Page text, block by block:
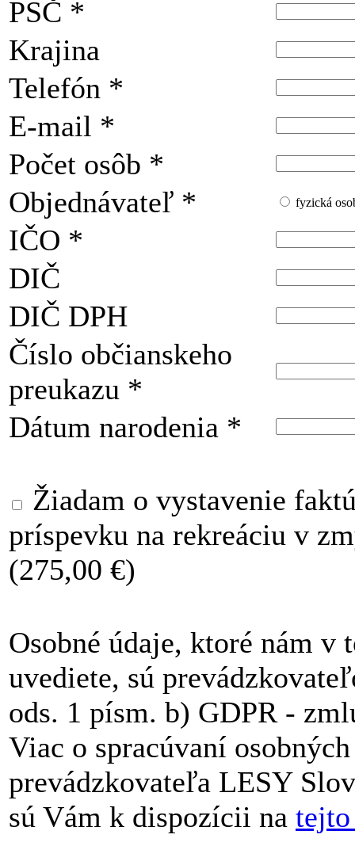
PSČ *
Krajina
Telefón *
E-mail *
Počet osôb *
Objednávateľ * fyzická
IČO *
DIČ
DIČ DPH
Číslo občianskeho
preukazu *
Dátum narodenia *
Žiadam o vystavenie
príspevku na rekreáciu v
(275,00 €)
Osobné údaje, ktoré nám
uvediete, sú
ods. 1 písm. b) GDPR -
Viac o spracúvaní
prevádzkovateľa LESY
sú Vám k dispozícii na tejto